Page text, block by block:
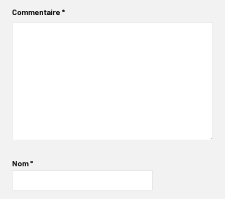
Commentaire*
Nom*